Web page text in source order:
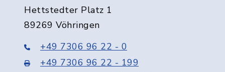
Hettstedter Platz 1
89269 Vöhringen
+49 7306 96 22 - 0
+49 7306 96 22 - 199